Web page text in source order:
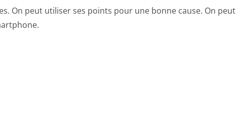
On peut utiliser ses points pour une bonne cause. On peut